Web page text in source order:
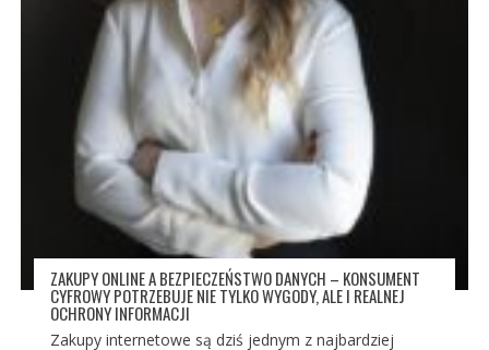
ZAKUPY ONLINE A BEZPIECZEŃSTWO DANYCH – KONSUMENT
CYFROWY POTRZEBUJE NIE TYLKO WYGODY, ALE I REALNEJ
OCHRONY INFORMACJI
Zakupy internetowe są dziś jednym z najbardziej